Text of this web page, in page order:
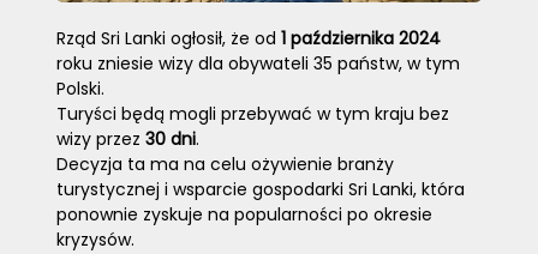
Rząd Sri Lanki ogłosił, że od1 października 2024
roku zniesie wizy dla obywateli 35 państw, w tym
Polski.
Turyści będą mogli przebywać w tym kraju bez
wizy przez30 dni.
Decyzja ta ma na celu ożywienie branży
turystycznej i wsparcie gospodarki Sri Lanki, która
ponownie zyskuje na popularności po okresie
kryzysów.